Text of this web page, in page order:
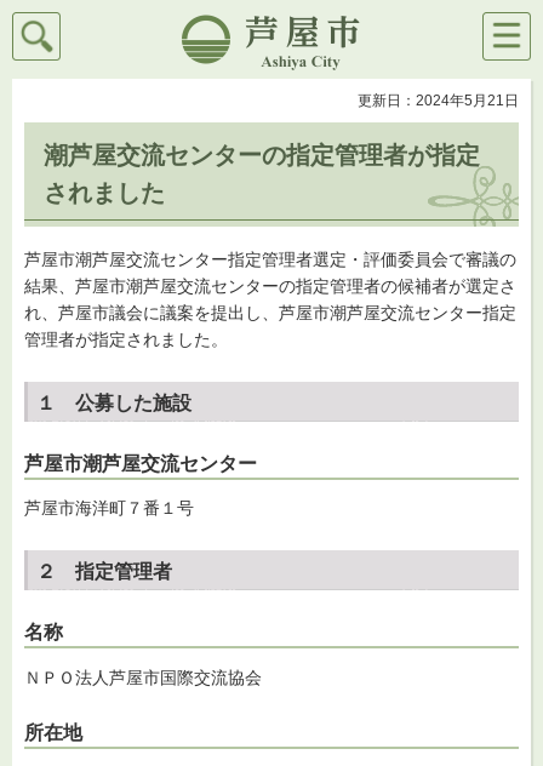
芦屋市
検索
メニ
ュー
更新日：2024年5月21日
潮芦屋交流センターの指定管理者が指定
されました
芦屋市潮芦屋交流センター指定管理者選定・評価委員会で審議の
結果、芦屋市潮芦屋交流センターの指定管理者の候補者が選定さ
れ、芦屋市議会に議案を提出し、芦屋市潮芦屋交流センター指定
管理者が指定されました。
１ 公募した施設
芦屋市潮芦屋交流センター
芦屋市海洋町７番１号
２ 指定管理者
名称
ＮＰＯ法人芦屋市国際交流協会
所在地